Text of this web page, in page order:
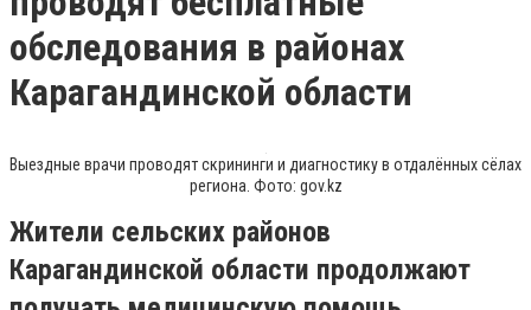
обследования в районах
Карагандинской области
Выездные врачи проводят скрининги и диагностику в отдалённых сёлах
региона. Фото: gov.kz
Жители сельских районов
Карагандинской области продолжают